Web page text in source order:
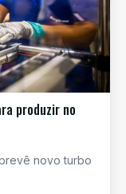
produzir no
novo turbo